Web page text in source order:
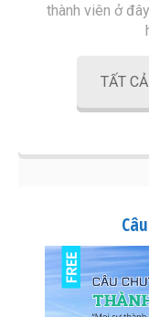
thành viên ở
TẤT